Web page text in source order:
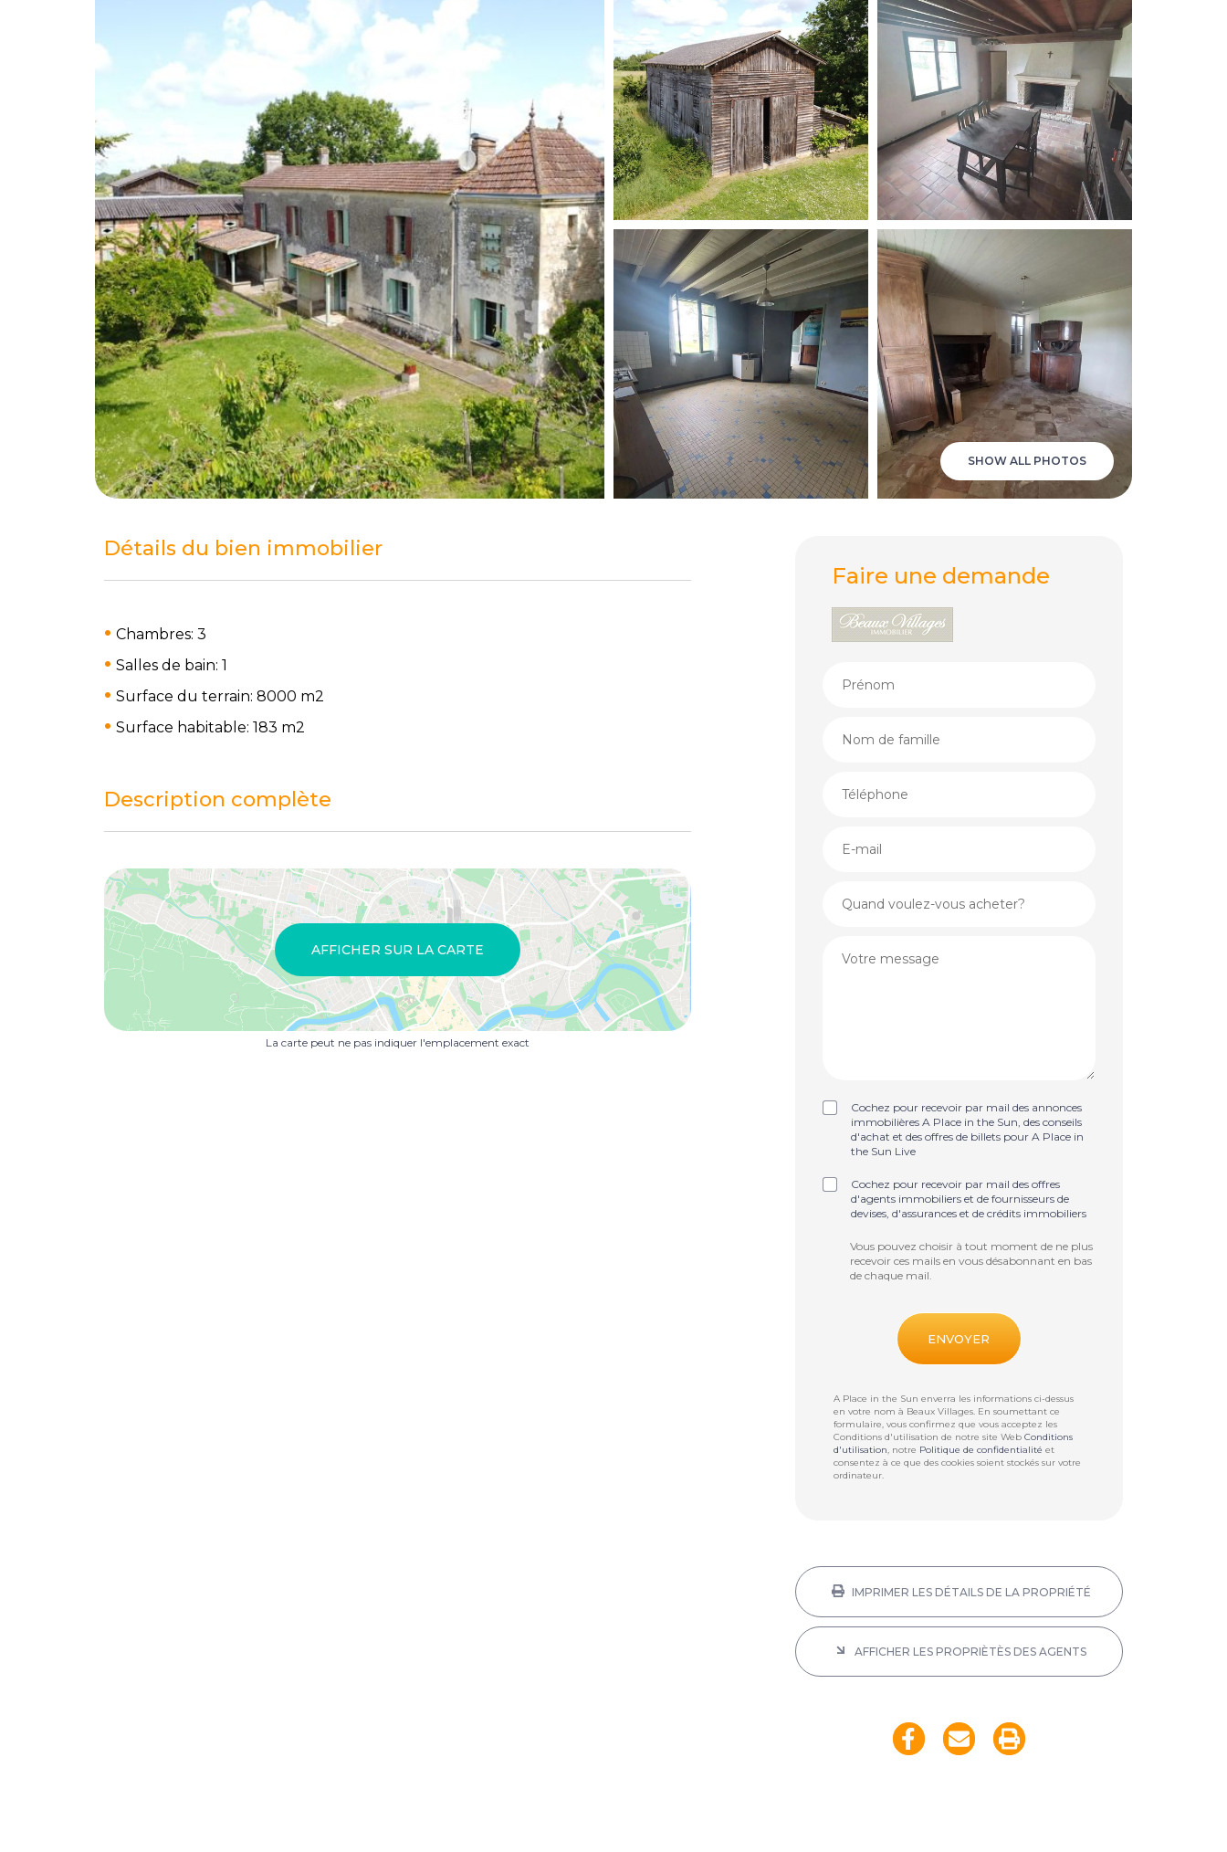
SHOW ALL PHOTOS
Détails du bien immobilier
Chambres: 3
Salles de bain: 1
Surface du terrain: 8000 m2
Surface habitable: 183 m2
Description complète
AFFICHER SUR LA CARTE
La carte peut ne pas indiquer l'emplacement exact
Faire une demande
Cochez pour recevoir par mail des annonces
immobilières A Place in the Sun, des conseils
d'achat et des offres de billets pour A Place in
the Sun Live
Cochez pour recevoir par mail des offres
d'agents immobiliers et de fournisseurs de
devises, d'assurances et de crédits immobiliers
Vous pouvez choisir à tout moment de ne plus
recevoir ces mails en vous désabonnant en bas
de chaque mail.
A Place in the Sun enverra les informations ci-dessus
en votre nom à Beaux Villages. En soumettant ce
formulaire, vous confirmez que vous acceptez les
Conditions d'utilisation de notre site WebConditions
d'utilisation, notre Politique de confidentialité et
consentez à ce que des cookies soient stockés sur votre
ordinateur.
IMPRIMER LES DÉTAILS DE LA PROPRIÉTÉ
AFFICHER LES PROPRIÈTÈS DES AGENTS